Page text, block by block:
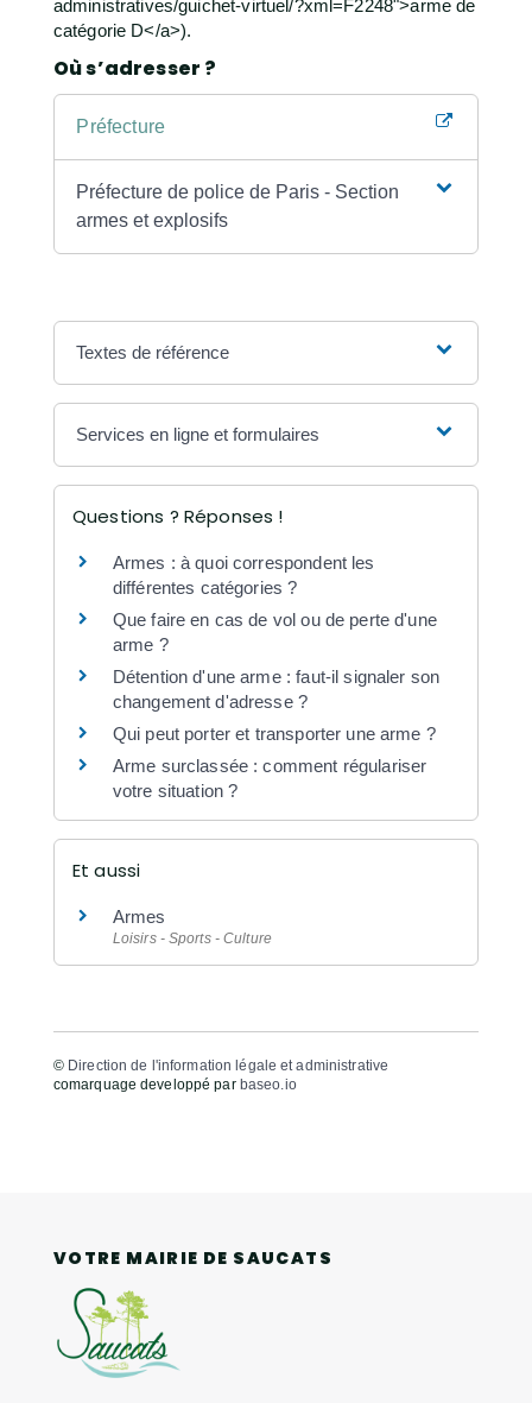
administratives/guichet-virtuel/?xml=F2248">arme de
catégorie D</a>).
Où s’adresser ?
Préfecture
Préfecture de police de Paris - Section
armes et explosifs
Textes de référence
Services en ligne et formulaires
Questions ? Réponses !
Armes : à quoi correspondent les
différentes catégories ?
Que faire en cas de vol ou de perte d'une
arme ?
Détention d'une arme : faut-il signaler son
changement d'adresse ?
Qui peut porter et transporter une arme ?
Arme surclassée : comment régulariser
votre situation ?
Et aussi
Armes
Loisirs - Sports - Culture
© Direction de l'information légale et administrative
comarquage developpé par baseo.io
VOTRE MAIRIE DE SAUCATS